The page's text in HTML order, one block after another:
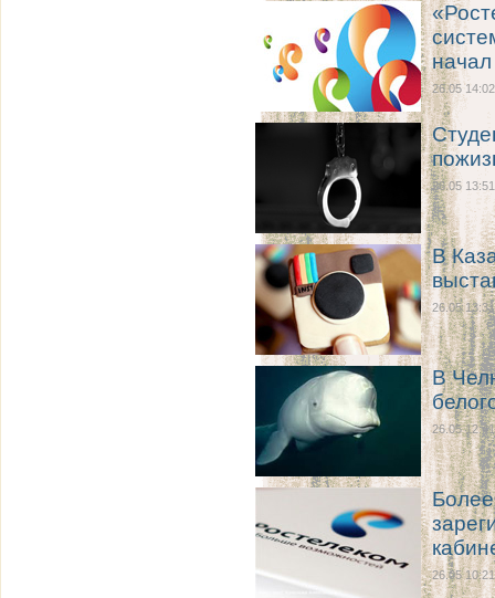
26.05 14:02
26.05 13:51
В
26.05 13:31
В
26.05 12:41
26.05 10:21